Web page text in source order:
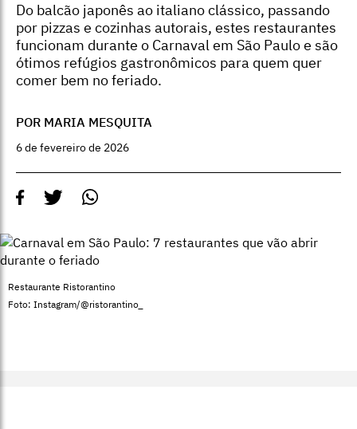
Do balcão japonês ao italiano clássico, passando
por pizzas e cozinhas autorais, estes restaurantes
funcionam durante o Carnaval em São Paulo e são
ótimos refúgios gastronômicos para quem quer
comer bem no feriado.
POR MARIA MESQUITA
6 de fevereiro de 2026
Restaurante Ristorantino
Foto: Instagram/@ristorantino_